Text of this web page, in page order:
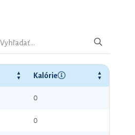
Kalórie
0
0